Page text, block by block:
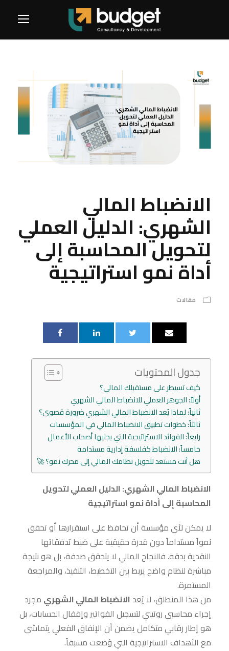
الانضباط المالي
الشهري: الدليل العملي
لتحويل المحاسبة إلى
أداة نمو استراتيجية
مقالات
جدول المحتويات
كيف تسيطر على مستقبلك المالي؟
أولاً: الجوهر العملي للانضباط المالي الشهري
ثانياً: لماذا يُعد الانضباط المالي الشهري ضرورة قصوى؟
ثالثاً: خطوات تطبيق الانضباط المالي في المؤسسات
رابعاً: الفوائد الاستراتيجية التي يجنيها أصحاب الأعمال
خامساً: الانضباط كفلسفة إدارية مستدامة
هل أنت مستعد لتحويل نظامك المالي إلى محرك نمو؟ 🚀
الانضباط المالي الشهري: الدليل العملي لتحويل
المحاسبة إلى أداة نمو استراتيجية
لا يمكن لأي مؤسسة أن تحافظ على استقرارها أو تحقق
نمواً مستداماً دون قدرة حقيقية على ضبط تدفقاتها
النقدية بدقة. فالنجاح المالي لا يتحقق صدفة، بل هو نتيجة
مباشرة لنظام واضح يربط بين التخطيط، التنفيذ، والمراجعة
المستمرة.
من هذا المنطلق، لا يُعد الانضباط المالي الشهري مجرد
إجراء محاسبي روتيني لتسجيل الفواتير وإقفال الحسابات، بل
هو إطار رقابي متكامل يضمن أن الإنفاق الفعلي يتماشى
مع الأهداف الاستراتيجية التي وُضعت مسبقاً.